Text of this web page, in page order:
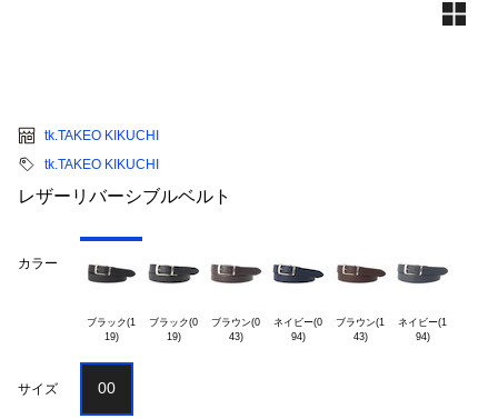
tk.TAKEO KIKUCHI
tk.TAKEO KIKUCHI
レザーリバーシブルベルト
カラー
ブラック(1
19)
ブラック(0
19)
ブラウン(0
43)
ネイビー(0
94)
ブラウン(1
43)
ネイビー(1
94)
サイズ 00